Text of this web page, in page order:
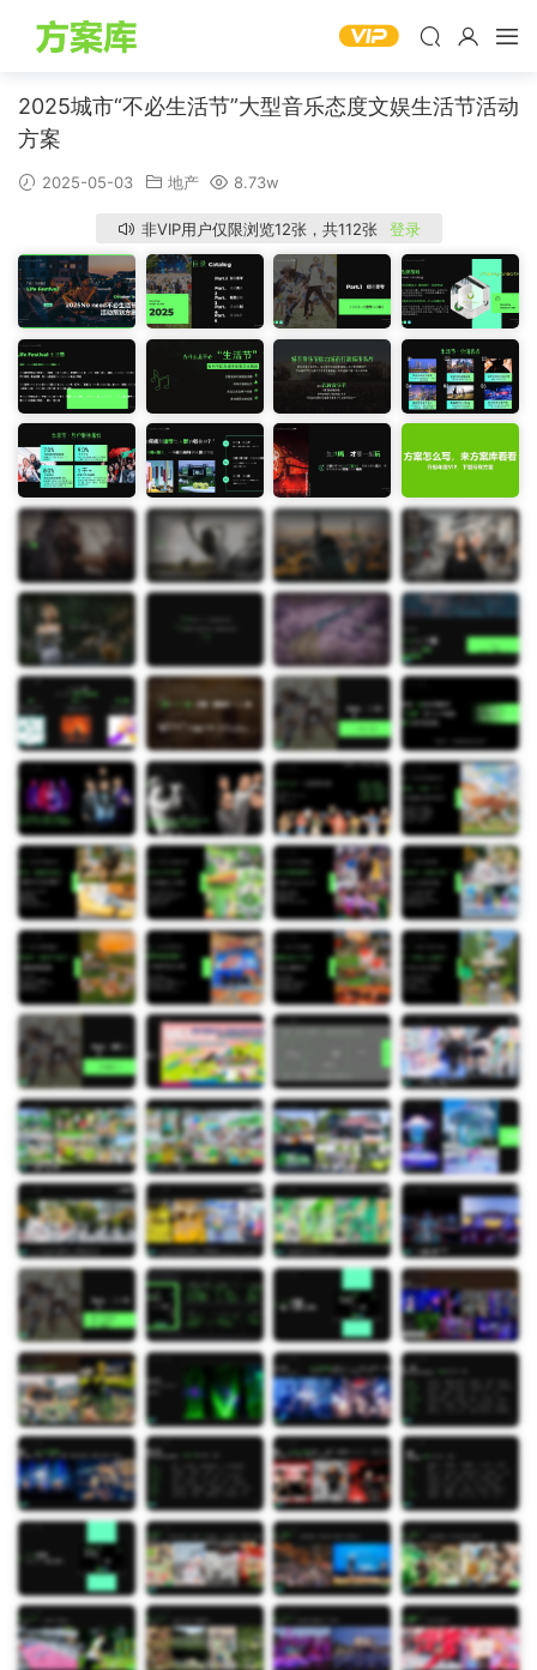
2025城市“不必生活节”大型音乐态度文娱生活节活动
方案
2025-05-03 地产 8.73w
非VIP用户仅限浏览12张，共112张 登录